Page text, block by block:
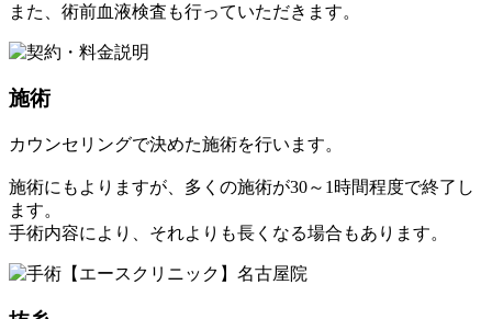
また、術前血液検査も行っていただきます。
施術
カウンセリングで決めた施術を行います。
施術にもよりますが、多くの施術が30～1時間程度で終了し
ます。
手術内容により、それよりも長くなる場合もあります。